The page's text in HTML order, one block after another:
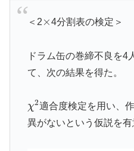
＜2 4分割表の検定＞
ドラム缶の巻締不良を4
て、次の結果を得た。
2
適合度検定を用い、
異がないという仮説を